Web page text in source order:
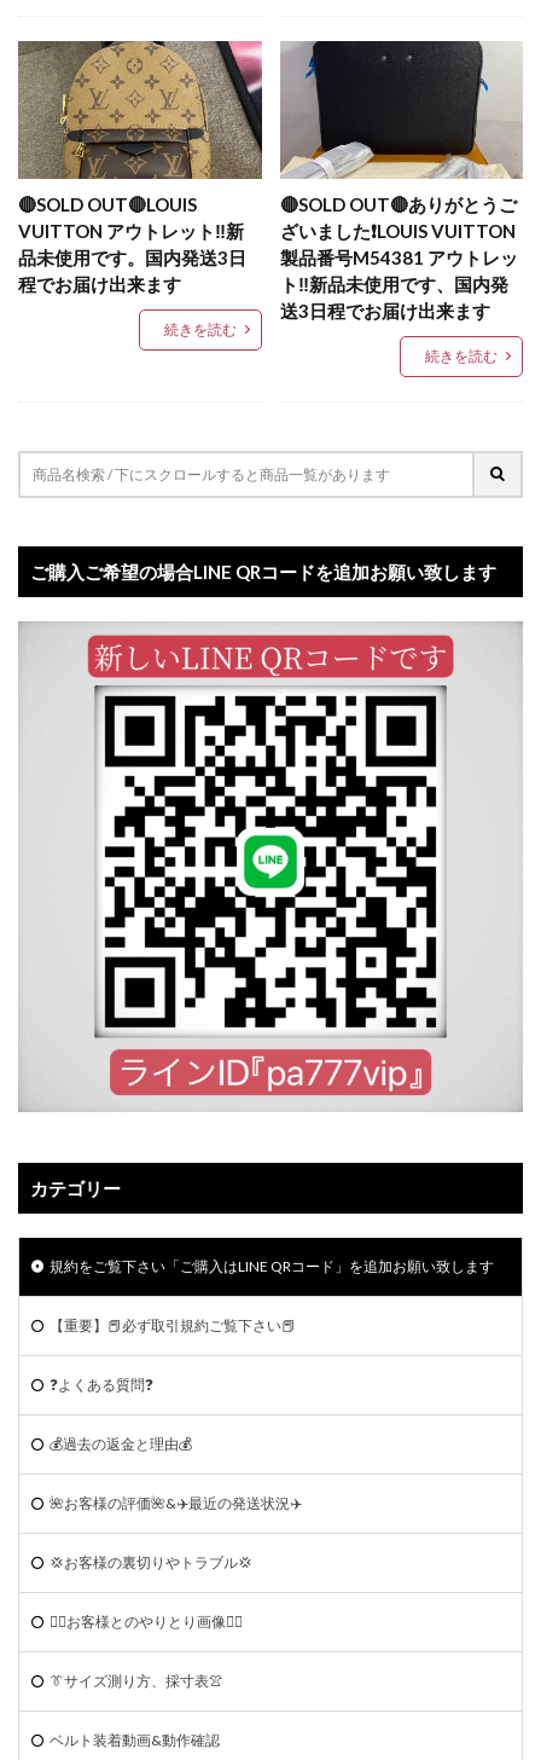
🔴SOLD OUT🔴LOUIS
VUITTON アウトレット‼️新
品未使用です。国内発送3日
程でお届け出来ます
続きを読む
🔴SOLD OUT🔴ありがとうご
ざいました❗️LOUIS VUITTON
製品番号M54381 アウトレッ
ト‼️新品未使用です、国内発
送3日程でお届け出来ます
続きを読む
ご購入ご希望の場合LINE QRコードを追加お願い致します
カテゴリー
規約をご覧下さい「ご購入はLINE QRコード」を追加お願い致します
【重要】📕必ず取引規約ご覧下さい📕
❓よくある質問❓
💰過去の返金と理由💰
🌺お客様の評価🌺&✈️最近の発送状況✈️
💢お客様の裏切りやトラブル💢
🙆‍♀️お客様とのやりとり画像🙆‍♂️
👔サイズ測り方、採寸表👚
ベルト装着動画&動作確認